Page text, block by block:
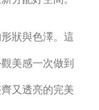
狀與色澤。這
美感一次做到
又透亮的完美